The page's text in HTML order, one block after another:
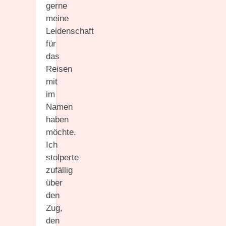
gerne
meine
Leidenschaft
für
das
Reisen
mit
im
Namen
haben
möchte.
Ich
stolperte
zufällig
über
den
Zug,
den